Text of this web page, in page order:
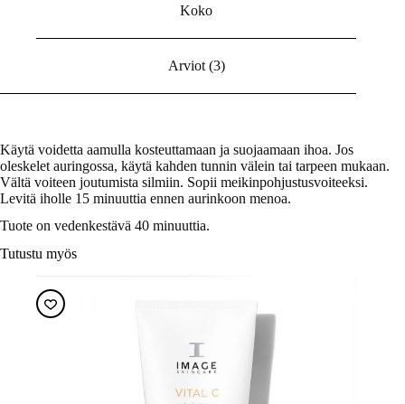
Koko
Arviot (3)
Käytä voidetta aamulla kosteuttamaan ja suojaamaan ihoa. Jos
oleskelet auringossa, käytä kahden tunnin välein tai tarpeen mukaan.
Vältä voiteen joutumista silmiin. Sopii meikinpohjustusvoiteeksi.
Levitä iholle 15 minuuttia ennen aurinkoon menoa.
Tuote on vedenkestävä 40 minuuttia.
Tutustu myös